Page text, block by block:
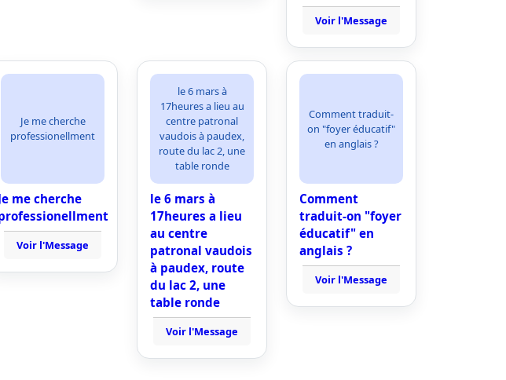
Voir l'Message
Je me cherche
professionellment
me cherche
Voir l'Message
le 6 mars à
17heures a lieu au
centre patronal
vaudois à paudex,
route du lac 2, une
table ronde
le 6 mars à
17heures a lieu
au centre
patronal vaudois
à paudex, route
du lac 2, une
table ronde
Voir l'Message
Comment traduit-
on "foyer éducatif"
en anglais ?
Comment
traduit-on "foyer
éducatif" en
anglais ?
Voir l'Message